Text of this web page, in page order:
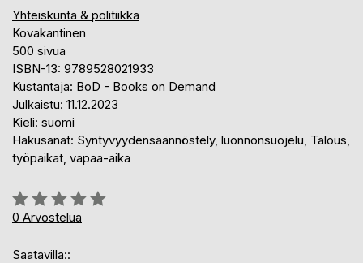
Yhteiskunta & politiikka
Kovakantinen
500 sivua
ISBN-13: 9789528021933
Kustantaja: BoD - Books on Demand
Julkaistu: 11.12.2023
Kieli: suomi
Hakusanat: Syntyvyydensäännöstely, luonnonsuojelu, Talous,
työpaikat, vapaa-aika
Arvostelu::
0%
0 Arvostelua
Saatavilla::